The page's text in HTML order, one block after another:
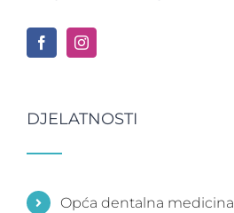
DJELATNOSTI
Opća dentalna medicina